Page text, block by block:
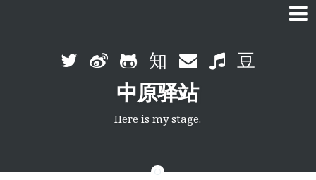
Skip
中原驿站
Here is my stage.